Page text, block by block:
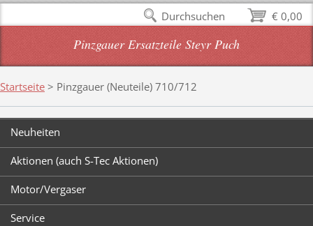
Pinzgauer Ersatzteile Steyr Puch
Startseite > Pinzgauer (Neuteile) 710/712
Neuheiten
Aktionen (auch S-Tec Aktionen)
Motor/Vergaser
Service
€ 0,00
Durchsuchen